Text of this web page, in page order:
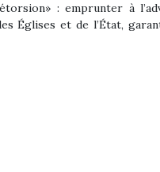
: emprunter à
Églises et de l’État,